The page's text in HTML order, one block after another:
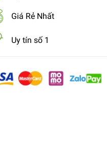
Giá Rẻ Nhất
Uy tín số 1